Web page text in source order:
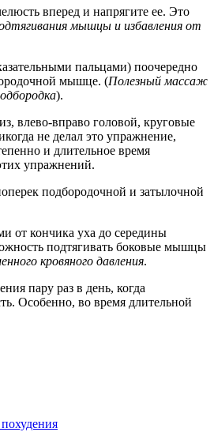
вперед и напрягите ее. Это
мышцы и избавления от
пальцами) поочередно
мышце. (Полезный массаж
).
влево-вправо головой, круговые
не делал это упражнение,
и длительное время
упражнений.
подбородочной и затылочной
от кончика уха до середины
подтягивать боковые мышцы
кровяного давления.
пару раз в день, когда
Особенно, во время длительной